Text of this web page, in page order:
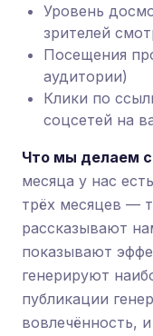
Уровень
зрителей
Посещения
аудитории)
Клики по
соцсетей на
Что мы делаем
месяца у нас
трёх месяцев —
рассказывают
показывают
генерируют
публикации
вовлечённость,